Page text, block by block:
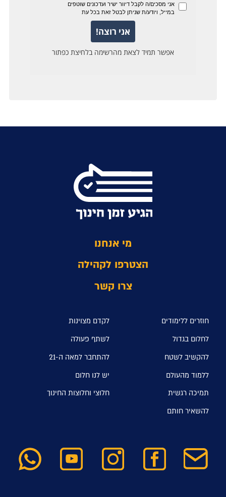
מי אנחנו
הצטרפו לקהילה
צרו קשר
חוזרים ללימודים
לקדם מצוינות
לחלום בגדול
לשתף פעולה
להקשיב לשטח
להתחבר למאה ה-21
ללמוד מהעולם
יש לנו חלום
תמיכה רגשית
חלוצי וחלוצות החינוך
להשאיר חותם